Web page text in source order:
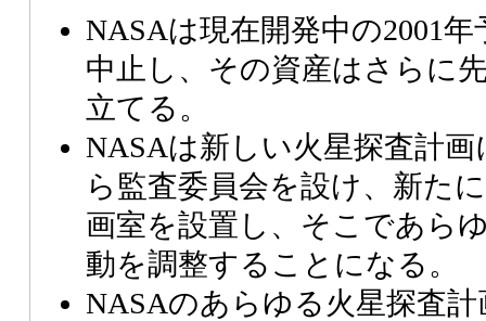
NASAは現在開発中の2001
中止し、その資産はさらに
立てる。
NASAは新しい火星探査計
ら監査委員会を設け、新た
画室を設置し、そこであら
動を調整することになる。
NASAのあらゆる火星探査